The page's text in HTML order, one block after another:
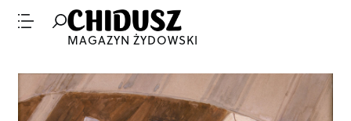
MAGAZYN ŻYDOWSKI